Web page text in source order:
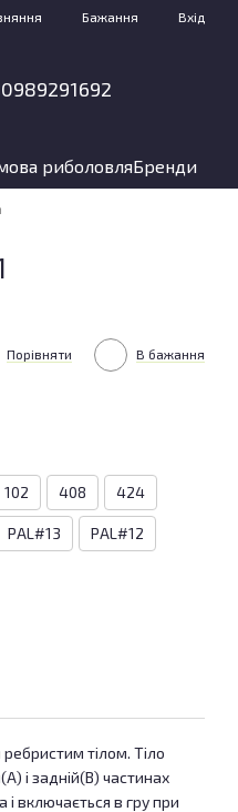
Бажання Вхід
риболовляБренди
Порівняти В бажання
102 408 424
PAL#13 PAL#12
тілом. Тіло
і задній(В) частинах
включається в гру при